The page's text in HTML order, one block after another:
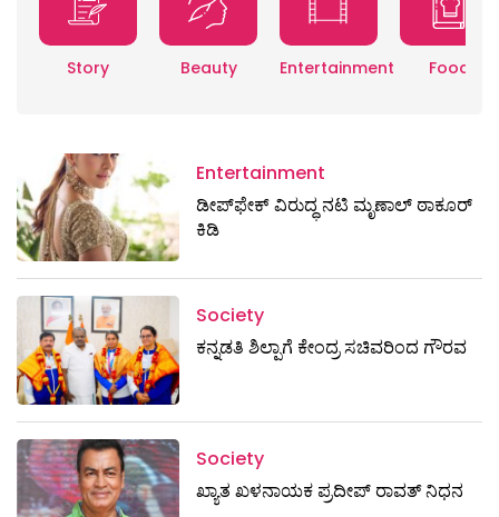
Story Beauty Entertainment Food
Entertainment
ಡೀಪ್‌ಫೇಕ್ ವಿರುದ್ಧ ನಟಿ ಮೃಣಾಲ್ ಠಾಕೂರ್
ಕಿಡಿ
Society
ಕನ್ನಡತಿ ಶಿಲ್ಪಾಗೆ ಕೇಂದ್ರ ಸಚಿವರಿಂದ ಗೌರವ
Society
ಖ್ಯಾತ ಖಳನಾಯಕ ಪ್ರದೀಪ್ ರಾವತ್‌ ನಿಧನ